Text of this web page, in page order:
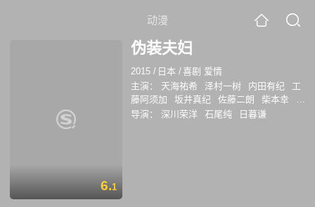
动漫
6.1
伪装夫妇
2015 / 日本 /喜剧 爱情
主演：
天海祐希 泽村一树 内田有纪
工
藤阿须加
坂井真纪 佐藤二朗 柴本幸
田
中要次
木村绿子 富司纯子
导演： 深川荣洋 石尾纯 日暮谦